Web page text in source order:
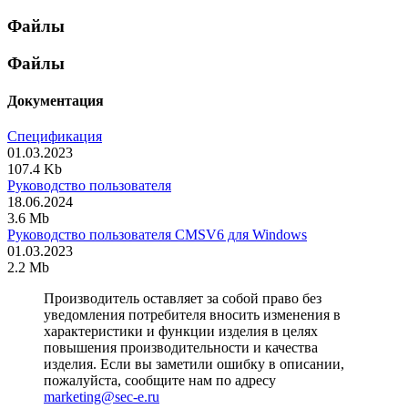
Файлы
Файлы
Документация
Спецификация
01.03.2023
107.4 Kb
Руководство пользователя
18.06.2024
3.6 Mb
Руководство пользователя CMSV6 для Windows
01.03.2023
2.2 Mb
Производитель оставляет за собой право без
уведомления потребителя вносить изменения в
характеристики и функции изделия в целях
повышения производительности и качества
изделия. Если вы заметили ошибку в описании,
пожалуйста, сообщите нам по адресу
marketing@sec-e.ru